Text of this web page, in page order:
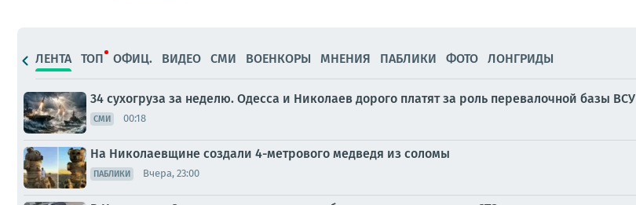
ЛЕНТА ТОП ОФИЦ. ВИДЕО СМИ ВОЕНКОРЫ МНЕНИЯ ПАБЛИКИ ФОТО ЛОНГРИДЫ
34 сухогруза за неделю. Одесса и Николаев дорого платят за роль перевалочной базы ВСУ
СМИ 00:18
На Николаевщине создали 4-метрового медведя из соломы
ПАБЛИКИ Вчера, 23:00